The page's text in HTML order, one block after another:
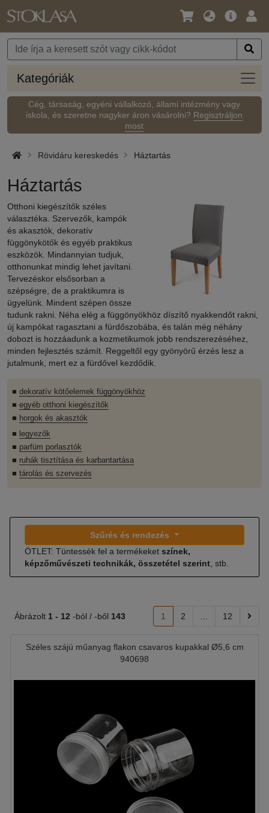
Nyelv
Pénznem
Fő
Kategóriák
Cég, társaság, egyéni vállalkozó, állami intézmény vagy
iskola, és szeretne nagyker áron vásárolni? Regisztráljon
most
Rövidáru kereskedés Háztartás
Háztartás
Otthoni kiegészítők széles
választéka. Szervezők, kampók
és akasztók, dekoratív
függönykötők és egyéb praktikus
eszközök. Mindannyian tudjuk,
otthonunkat mindig lehet javítani.
Tervezéskor elsősorban a
szépségre, de a praktikumra is
ügyelünk. Mindent szépen össze
tudunk rakni. Néha elég a függönyökhöz díszítő nyakkendőt rakni,
új kampókat ragasztani a fürdőszobába, és talán még néhány
dobozt is hozzáadunk a kozmetikumok jobb rendszerezéséhez,
minden fejlesztés számít. Reggeltől egy gyönyörű érzés lesz a
jutalmunk, mert ez a fürdővel kezdődik.
■ dekoratív kötőelemek függönyökhöz
■ egyéb otthoni kiegészítők
■ horgok és akasztók
■ legyezők
■ parfüm porlasztók
■ ruhák tisztítása és karbantartása
■ tárolás és szervezés
Szűrés és rendezés
ÖTLET: Tüntessék fel a termékeket színek,
képzőművészeti technikák, összetétel szerint , stb.
Ábrázolt 1 - 12 -ból / -ből 143 1 2 12
Széles szájú műanyag flakon csavaros kupakkal Ø5,6 cm
940698